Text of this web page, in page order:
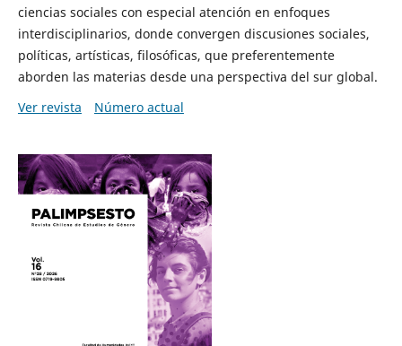
ciencias sociales con especial atención en enfoques
interdisciplinarios, donde convergen discusiones sociales,
políticas, artísticas, filosóficas, que preferentemente
aborden las materias desde una perspectiva del sur global.
Ver revista
Número actual